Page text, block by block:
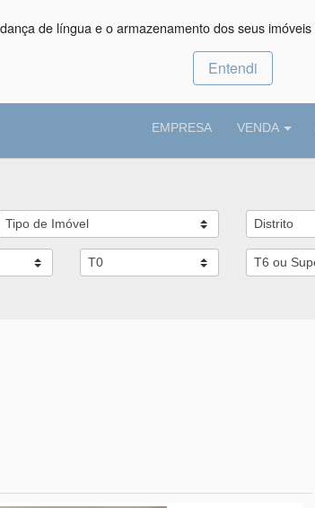
de língua e o armazenamento dos seus
Entendi
EMPRESA VENDA